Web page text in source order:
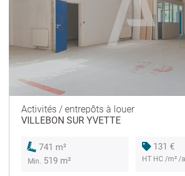
Activités / entrepôts à louer
VILLEBON SUR YVETTE
741 m²
Min. 519 m²
131 €
HT HC /m² /